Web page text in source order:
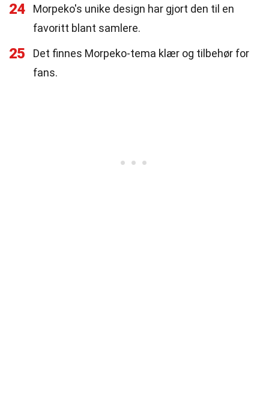
24
Morpeko's unike design har gjort den til en
favoritt blant samlere.
25
Det finnes Morpeko-tema klær og tilbehør for
fans.